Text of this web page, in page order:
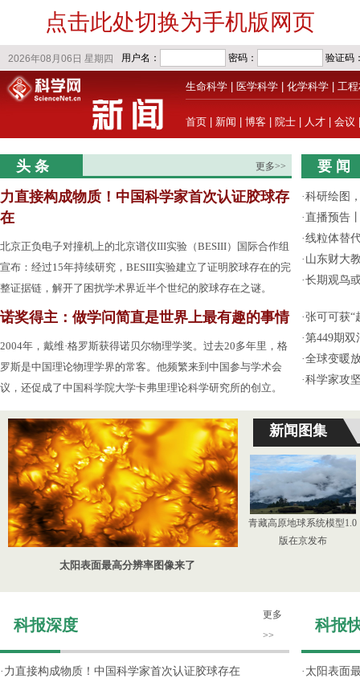
点击此处切换为手机版网页
生命科学 医学科学 化学科学 工
首页 新闻 博客 院士 人才 会议
头 条 更多>>
力直接构成物质！中国科学家首次认证胶球存
在
北京正负电子对撞机上的北京谱仪III实验（BESIII）国际合作组
宣布：经过15年持续研究，BESIII实验建立了证明胶球存在的完
整证据链，解开了困扰学术界近半个世纪的胶球存在之谜。
诺奖得主：做学问简直是世界上最有趣的事情
2004年，戴维·格罗斯获得诺贝尔物理学奖。过去20多年里，格
罗斯是中国理论物理学界的常客。他频繁来到中国参与学术会
议，还促成了中国科学院大学卡弗里理论科学研究所的创立。
要 闻
·科研绘图
·直播预告
·线粒体替
· 山东财大
·长期观鸟
·张可可获“
·第449期双
·全球变暖
·科学家攻
太阳表面最高分辨率图像来了
新闻图集
青藏高原地球系统模型1.0
版在京发布
科报深度
更多
>>
· 力直接构成物质！中国科学家首次认证胶球存在
科报
· 太阳表面